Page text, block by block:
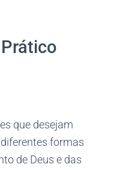
que desejam
formas
de Deus e das